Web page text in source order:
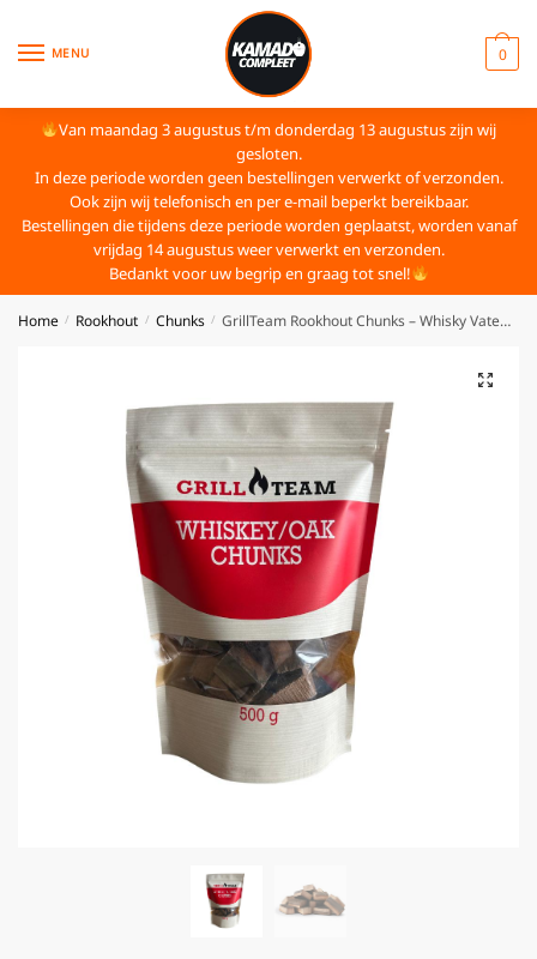
MENU 0
Van maandag 3 augustus t/m donderdag 13 augustus zijn wij
gesloten.
In deze periode worden geen bestellingen verwerkt of verzonden.
Ook zijn wij telefonisch en per e-mail beperkt bereikbaar.
Bestellingen die tijdens deze periode worden geplaatst, worden vanaf
vrijdag 14 augustus weer verwerkt en verzonden.
Bedankt voor uw begrip en graag tot snel!
Home / Rookhout / Chunks / GrillTeam Rookhout Chunks – Whisky Vaten – 1kg